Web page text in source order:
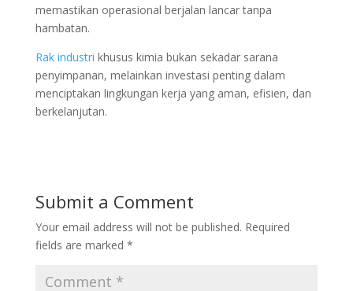
memastikan operasional berjalan lancar tanpa
hambatan.
Rak industri khusus kimia bukan sekadar sarana
penyimpanan, melainkan investasi penting dalam
menciptakan lingkungan kerja yang aman, efisien, dan
berkelanjutan.
Submit a Comment
Your email address will not be published. Required
fields are marked *